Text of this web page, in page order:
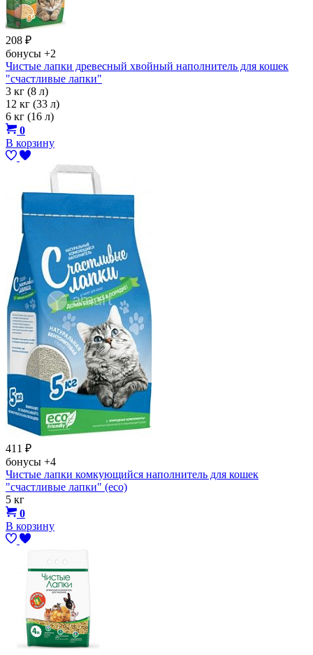
208 ₽
бонусы +2
Чистые лапки древесный хвойный наполнитель для кошек
"счастливые лапки"
3 кг (8 л)
12 кг (33 л)
6 кг (16 л)
0
В корзину
411 ₽
бонусы +4
Чистые лапки комкующийся наполнитель для кошек
"счастливые лапки" (eco)
5 кг
0
В корзину